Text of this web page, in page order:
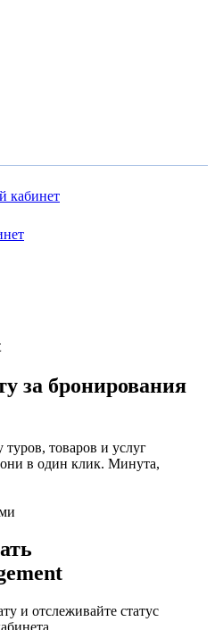
кабинет
за бронирования
товаров и услуг
в один клик. Минута,